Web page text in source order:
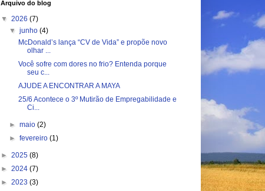
Arquivo do blog
▼ 2026 (7)
▼junho(4)
McDonald’s lança “CV de Vida” e propõe novo
olhar ...
Você sofre com dores no frio? Entenda porque
seu c...
AJUDE A ENCONTRAR A MAYA
25/6 Acontece o 3º Mutirão de Empregabilidade e
Ci...
►maio(2)
►fevereiro(1)
► 2025 (8)
► 2024 (7)
► 2023 (3)